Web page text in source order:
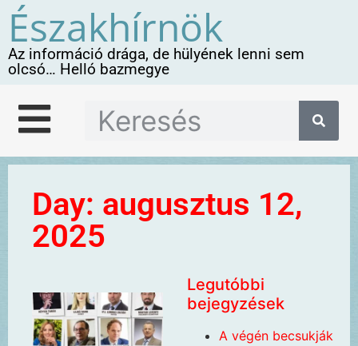
Északhírnök
Az információ drága, de hülyének lenni sem
olcsó… Helló bazmegye
Day: augusztus 12,
2025
Legutóbbi
bejegyzések
A végén becsukják